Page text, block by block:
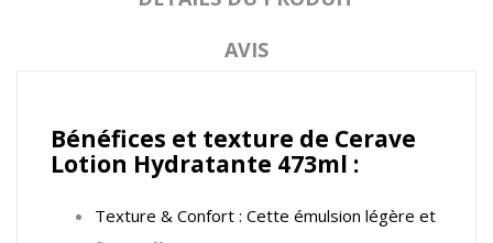
AVIS
Bénéfices et texture de Cerave
Lotion Hydratante 473ml :
Texture & Confort : Cette émulsion légère et